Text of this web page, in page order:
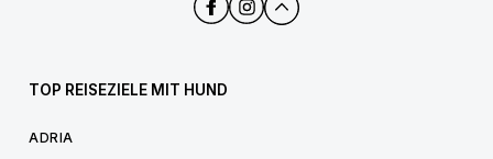
TOP REISEZIELE MIT HUND
ADRIA